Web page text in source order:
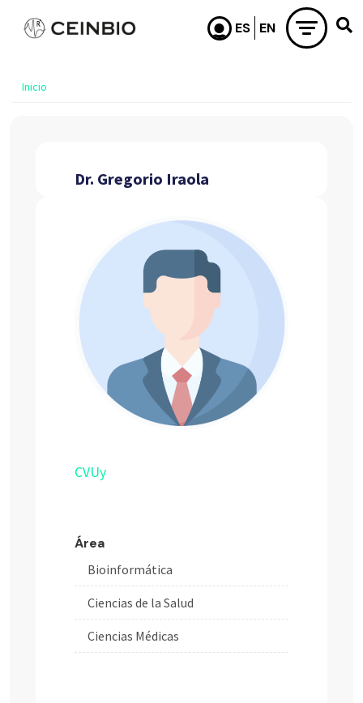
Pasar al contenido principal
Inicio
Dr. Gregorio Iraola
CVUy
Área
Bioinformática
Ciencias de la Salud
Ciencias Médicas